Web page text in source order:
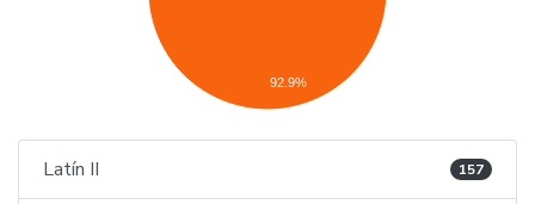
92.9%
Latín II 157